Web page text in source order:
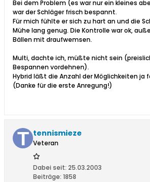
Bei dem Problem (es war nur ein kleines
war der Schläger frisch bespannt.
Für mich fühlte er sich zu hart an und die
Mühe lang genug. Die Kontrolle war ok,
Bällen mit draufwemsen.
Multi, dachte ich, müßte nicht sein
Bespannen vordehnen).
Hybrid läßt die Anzahl der Möglichkeiten ja
(Danke für die erste Anregung!)
tennismieze
Veteran
Dabei seit: 25.03.2003
Beiträge: 1858